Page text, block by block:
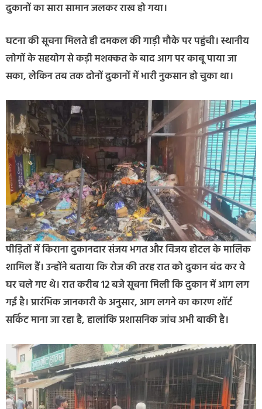
दुकानों का सारा सामान जलकर राख हो गया।
घटना की सूचना मिलते ही दमकल की गाड़ी मौके पर पहुंची। स्थानीय
लोगों के सहयोग से कड़ी मशक्कत के बाद आग पर काबू पाया जा
सका, लेकिन तब तक दोनों दुकानों में भारी नुकसान हो चुका था।
पीड़ितों में किराना दुकानदार संजय भगत और विजय होटल के मालिक
शामिल हैं। उन्होंने बताया कि रोज की तरह रात को दुकान बंद कर वे
घर चले गए थे। रात करीब 12 बजे सूचना मिली कि दुकान में आग लग
गई है। प्रारंभिक जानकारी के अनुसार, आग लगने का कारण शॉर्ट
सर्किट माना जा रहा है, हालांकि प्रशासनिक जांच अभी बाकी है।